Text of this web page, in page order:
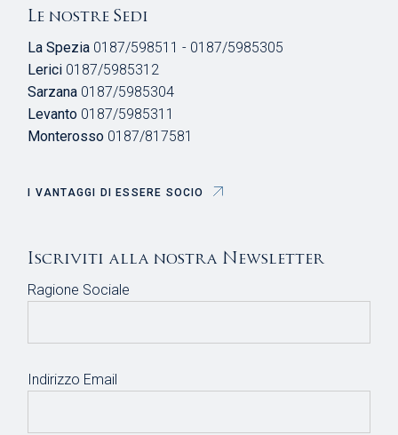
Le nostre Sedi
La Spezia 0187/598511 - 0187/5985305
Lerici 0187/5985312
Sarzana 0187/5985304
Levanto 0187/5985311
Monterosso 0187/817581
I VANTAGGI DI ESSERE SOCIO
Iscriviti alla nostra Newsletter
Ragione Sociale
Indirizzo Email